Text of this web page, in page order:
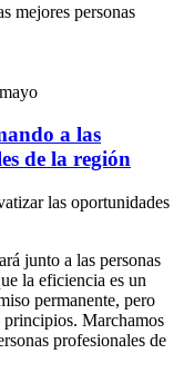
mejores personas
a las
de la región
las oportunidades
junto a las personas
la eficiencia es un
permanente, pero
principios. Marchamos
profesionales de